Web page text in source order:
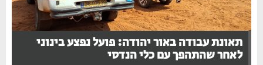
תאונת עבודה באור יהודה: פועל נפצע בינוני
לאחר שהתהפך עם כלי הנדסי